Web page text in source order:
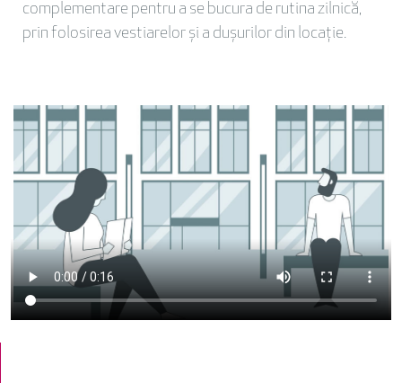
complementare pentru a se bucura de rutina zilnică,
prin folosirea vestiarelor și a dușurilor din locație.